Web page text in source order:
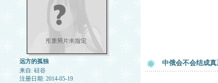
远方的孤独
来自: 硅谷
注册日期: 2014-05-19
中俄会不会结成